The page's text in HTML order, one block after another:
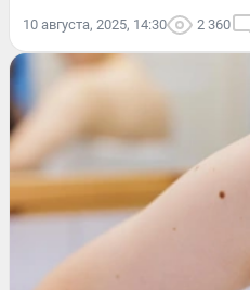
10 августа, 2025, 14:30 2 360